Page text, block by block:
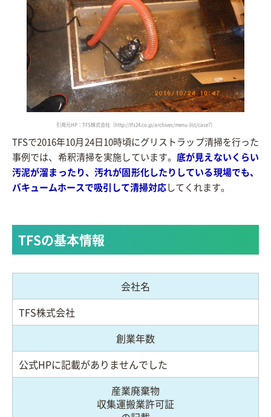
引用元HP：TFS株式会社（http://tfs24.co.jp/archives/menu-list/case7）
TFSで2016年10月24日10時頃にグリストラップ清掃を行った
事例では、希釈清掃を実施しています。 底が見えないくらい
汚泥が溜まったり、汚れが固形化したりしている現場でも、
バキュームホースで吸引して清掃対応してくれます。
TFSの基本情報
会社名
TFS株式会社
創業年数
公式HPに記載がありませんでした
産業廃棄物
収集運搬業許可証